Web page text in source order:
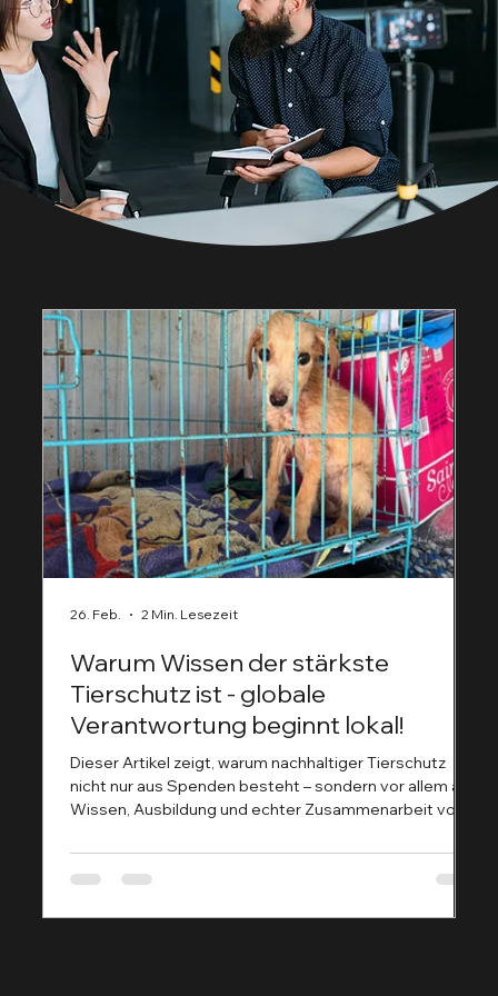
Warum Wissen der stärkste
Tierschutz ist - globale
Verantwortung beginnt lokal!
Dieser Artikel zeigt, warum nachhaltiger Tierschutz
nicht nur aus Spenden besteht – sondern vor allem aus
Wissen, Ausbildung und echter Zusammenarbeit vor
artgerechte Haltung, Qualzucht oder moderne
Tiermedizin diskutiert werden, kämpfen viele Regionen
26. Feb. 2 Min. Lesezeit